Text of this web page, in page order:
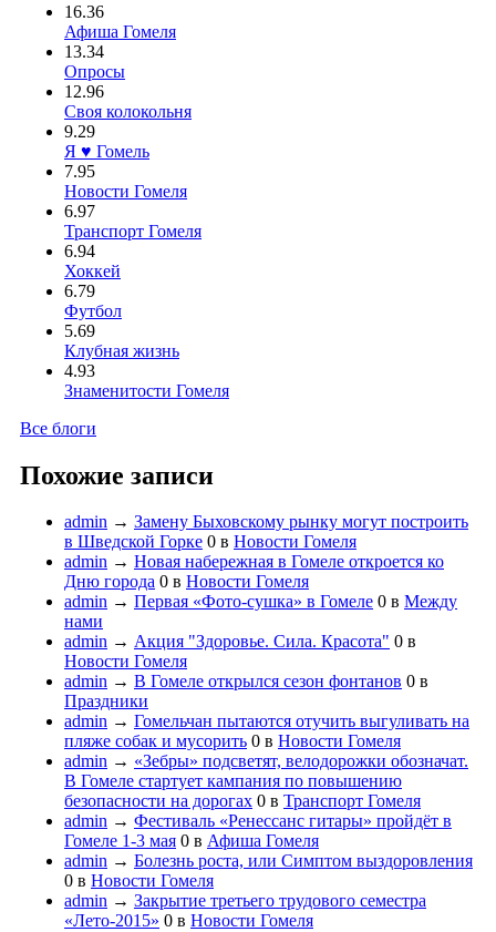
16.36
Афиша Гомеля
13.34
Опросы
12.96
Своя колокольня
9.29
Я ♥ Гомель
7.95
Новости Гомеля
6.97
Транспорт Гомеля
6.94
Хоккей
6.79
Футбол
5.69
Клубная жизнь
4.93
Знаменитости Гомеля
Все блоги
Похожие записи
admin → Замену Быховскому рынку могут построить
в Шведской Горке 0 в Новости Гомеля
admin → Новая набережная в Гомеле откроется ко
Дню города 0 в Новости Гомеля
admin → Первая «Фото-сушка» в Гомеле 0 в Между
нами
admin → Акция "Здоровье. Сила. Красота" 0 в
Новости Гомеля
admin → В Гомеле открылся сезон фонтанов 0 в
Праздники
admin → Гомельчан пытаются отучить выгуливать на
пляже собак и мусорить 0 в Новости Гомеля
admin → «Зебры» подсветят, велодорожки обозначат.
В Гомеле стартует кампания по повышению
безопасности на дорогах 0 в Транспорт Гомеля
admin → Фестиваль «Ренессанс гитары» пройдёт в
Гомеле 1-3 мая 0 в Афиша Гомеля
admin → Болезнь роста, или Симптом выздоровления
0 в Новости Гомеля
admin → Закрытие третьего трудового семестра
«Лето-2015» 0 в Новости Гомеля